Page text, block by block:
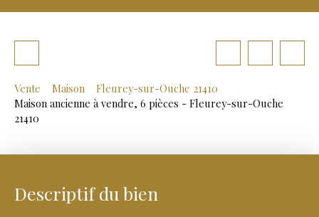
Vente Maison
Fleurey-sur-Ouche 21410
Maison ancienne à vendre, 6 pièces - Fleurey-sur-Ouche
21410
Descriptif du bien